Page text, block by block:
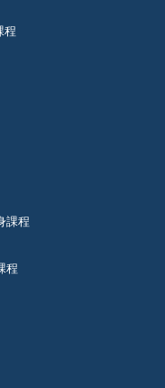
程
課程
程